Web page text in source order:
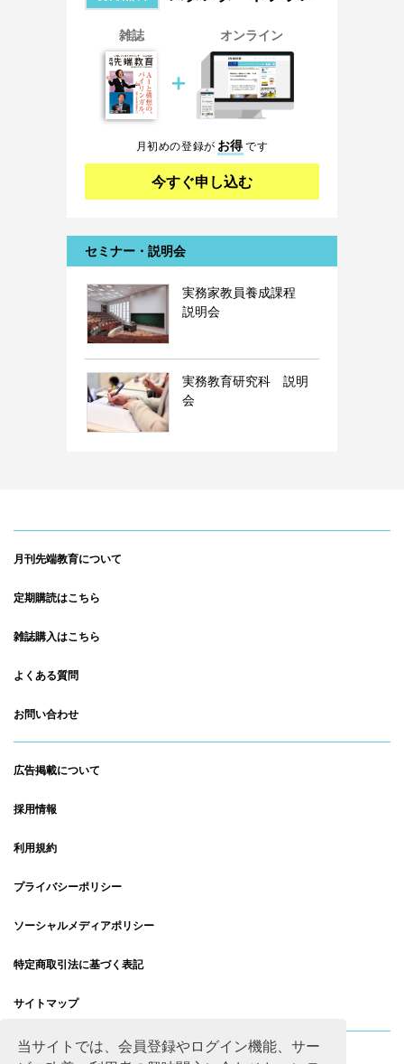
当サイトでは、会員登録やログイン機能、サー
雑誌
＋
オンライン
月初めの登録が お得です
今すぐ申し込む
セミナー・説明会
実務家教員養成課程
説明会
実務教育研究科 説明
会
月刊先端教育について
定期購読はこちら
雑誌購入はこちら
よくある質問
お問い合わせ
広告掲載について
採用情報
利用規約
プライバシーポリシー
ソーシャルメディアポリシー
特定商取引法に基づく表記
サイトマップ